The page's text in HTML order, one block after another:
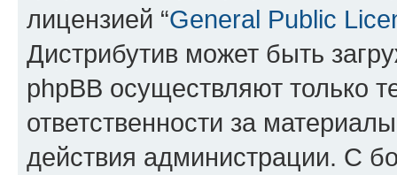
лицензией “General Public
Дистрибутив может быть
phpBB осуществляют только
ответственности за
действия администрации. С